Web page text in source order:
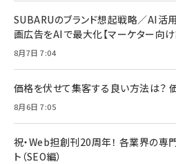
SUBARUのブランド想起戦略／AI活用
画広告をAIで最大化【マーケター向け
8月7日 7:04
価格を伏せて集客する良い方法は？
8月6日 7:05
祝・Web担創刊20周年！ 各業界の専
ト（SEO編）